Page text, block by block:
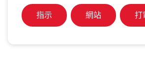
指示 網站 打